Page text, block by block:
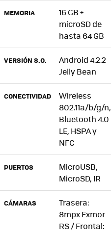
MEMORIA
16 GB +
microSD de
hasta 64 GB
VERSIÓN S.O.
Android 4.2.2
Jelly Bean
CONECTIVIDAD
Wireless
802.11a/b/g/n,
Bluetooth 4.0
LE, HSPAy
NFC
PUERTOS
MicroUSB,
MicroSD, IR
CÁMARAS
Trasera:
8mpx Exmor
RS / Frontal: